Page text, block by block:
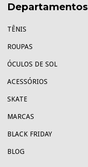
Departamentos
TÊNIS
ROUPAS
ÓCULOS DE SOL
ACESSÓRIOS
SKATE
MARCAS
BLACK FRIDAY
BLOG